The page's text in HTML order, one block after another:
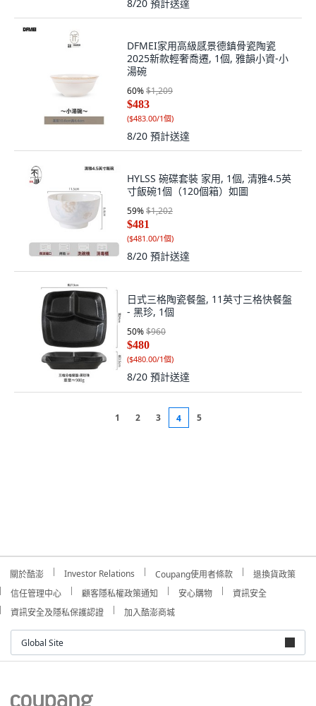
8/20 預計送達
DFMEI家用高級感景德鎮骨瓷陶瓷
2025新款輕奢喬遷, 1個, 雅韻小資-小
湯碗
60%$1,209
$483
($483.00/1個)
8/20 預計送達
HYLSS 碗碟套裝 家用, 1個, 清雅4.5英
寸飯碗1個（120個箱）如圖
59%$1,202
$481
($481.00/1個)
8/20 預計送達
日式三格陶瓷餐盤, 11英寸三格快餐盤
- 黑珍, 1個
50%$960
$480
($480.00/1個)
8/20 預計送達
1 2 3 4 5
關於酷澎 Investor Relations Coupang使用者條款
退換貨政策
信任管理中心
顧客隱私權政策通知 安心購物
資訊安全
資訊安全及隱私保護認證
加入酷澎商城
Global Site